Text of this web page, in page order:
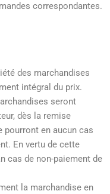
correspondantes.
des marchandises
intégral du prix.
seront
dès la remise
en aucun cas
En vertu de cette
cas de non-paiement de
la marchandise en